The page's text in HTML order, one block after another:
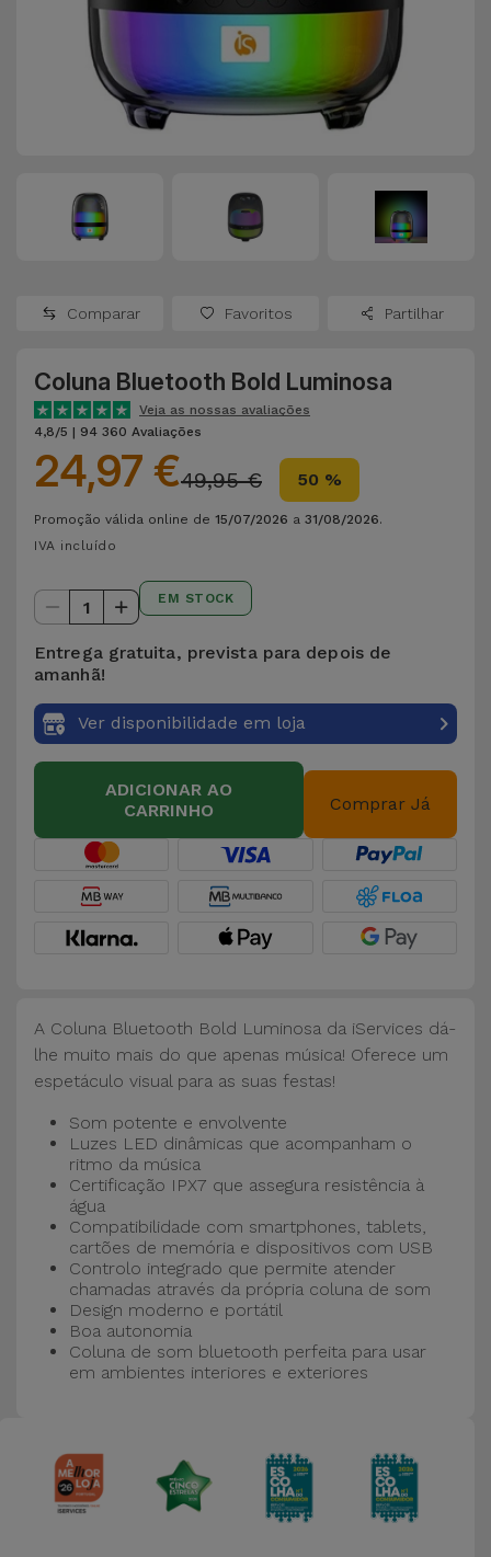
Samsung
Oppo
Dyson
TCL
Outras
Marcas
Ver
tudo
Apple Watch
Recondicionados
Samsung
Recondicionados
Recondicionados
tudo
Adaptadores
Capas e
Carregadores
e Colunas
Smartwatches
e Braceletes
Correntes
Telemóvel
Higiene
e Casa
Carteiras,
Bolsas e
Localizadores
e Acessórios
Mobilidade,
Acessórios
Computador
Acessórios
iPad e
Tablet
Kids
Ver
tudo
Comparar Favoritos Partilhar
Coluna Bluetooth Bold Luminosa
Veja as nossas avaliações
4,8/5 | 94 360 Avaliações
24,97 €49,95 € 50 %
Promoção válida online de 15/07/2026 a 31/08/2026.
IVA incluído
1 EM STOCK
Entrega gratuita, prevista para depois de
amanhã!
Ver disponibilidade em loja
ADICIONAR AO
CARRINHO
Comprar Já
A Coluna Bluetooth Bold Luminosa da iServices dá-
lhe muito mais do que apenas música! Oferece um
espetáculo visual para as suas festas!
Som potente e envolvente
Luzes LED dinâmicas que acompanham o
ritmo da música
Certificação IPX7 que assegura resistência à
água
Compatibilidade com smartphones, tablets,
cartões de memória e dispositivos com USB
Controlo integrado que permite atender
chamadas através da própria coluna de som
Design moderno e portátil
Boa autonomia
Coluna de som bluetooth perfeita para usar
em ambientes interiores e exteriores